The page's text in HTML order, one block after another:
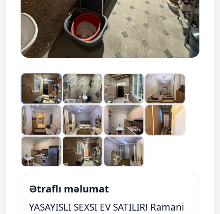
Ətraflı məlumat
YASAYISLI SEXSI EV SATILIR! Ramani